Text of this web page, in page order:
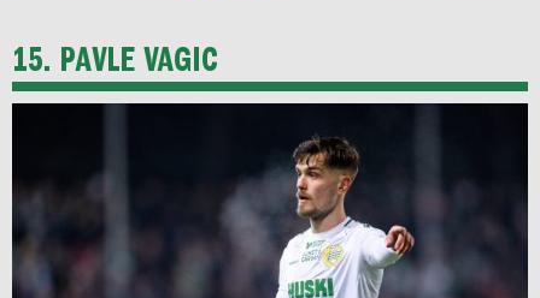
15. PAVLE VAGIC